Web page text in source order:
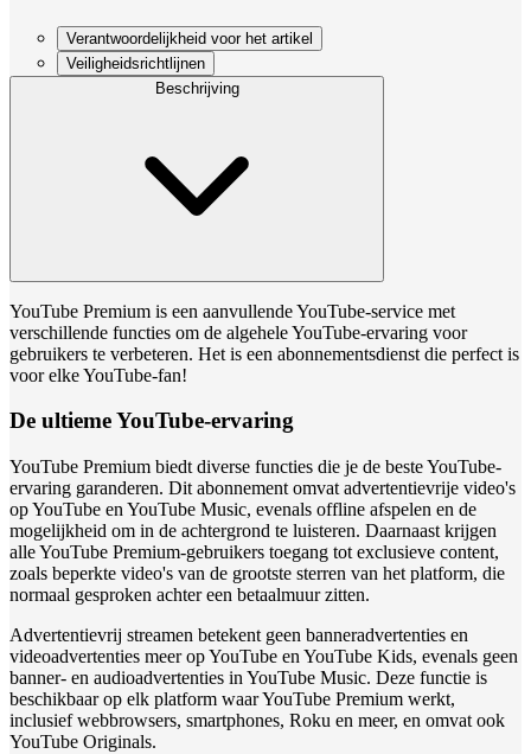
Verantwoordelijkheid voor het artikel
Veiligheidsrichtlijnen
Beschrijving
YouTube Premium is een aanvullende YouTube-service met
verschillende functies om de algehele YouTube-ervaring voor
gebruikers te verbeteren. Het is een abonnementsdienst die perfect is
voor elke YouTube-fan!
De ultieme YouTube-ervaring
YouTube Premium biedt diverse functies die je de beste YouTube-
ervaring garanderen. Dit abonnement omvat advertentievrije video's
op YouTube en YouTube Music, evenals offline afspelen en de
mogelijkheid om in de achtergrond te luisteren. Daarnaast krijgen
alle YouTube Premium-gebruikers toegang tot exclusieve content,
zoals beperkte video's van de grootste sterren van het platform, die
normaal gesproken achter een betaalmuur zitten.
Advertentievrij streamen betekent geen banneradvertenties en
videoadvertenties meer op YouTube en YouTube Kids, evenals geen
banner- en audioadvertenties in YouTube Music. Deze functie is
beschikbaar op elk platform waar YouTube Premium werkt,
inclusief webbrowsers, smartphones, Roku en meer, en omvat ook
YouTube Originals.